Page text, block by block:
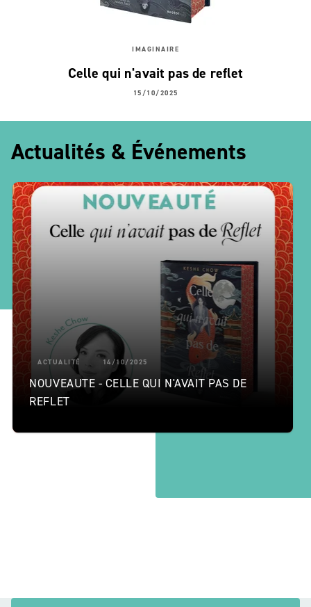
IMAGINAIRE
Celle qui n'avait pas de reflet
15/10/2025
Actualités & Événements
ACTUALITÉ 14/10/2025
NOUVEAUTE - CELLE QUI N'AVAIT PAS DE
REFLET